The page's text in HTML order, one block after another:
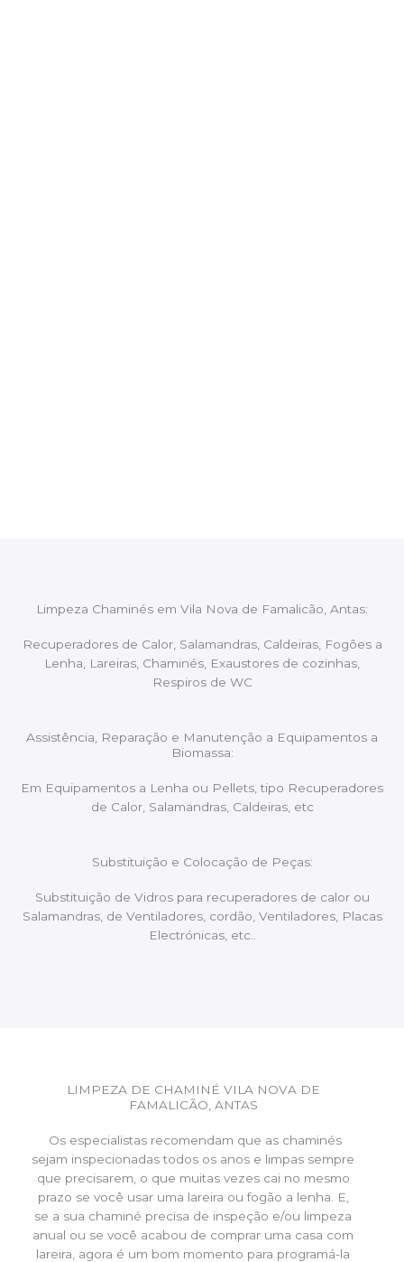
Limpeza Chaminés em Vila Nova de Famalicão, Antas:
Recuperadores de Calor, Salamandras, Caldeiras, Fogões a
Lenha, Lareiras, Chaminés, Exaustores de cozinhas,
Respiros de WC
Assistência, Reparação e Manutenção a Equipamentos a
Biomassa:
Em Equipamentos a Lenha ou Pellets, tipo Recuperadores
de Calor, Salamandras, Caldeiras, etc
Substituição e Colocação de Peças:
Substituição de Vidros para recuperadores de calor ou
Salamandras, de Ventiladores, cordão, Ventiladores, Placas
Electrónicas, etc..
LIMPEZA DE CHAMINÉ VILA NOVA DE
FAMALICÃO, ANTAS
Os especialistas recomendam que as chaminés
sejam inspecionadas todos os anos e limpas sempre
que precisarem, o que muitas vezes cai no mesmo
prazo se você usar uma lareira ou fogão a lenha. E,
se a sua chaminé precisa de inspeção e/ou limpeza
anual ou se você acabou de comprar uma casa com
lareira, agora é um bom momento para programá-la